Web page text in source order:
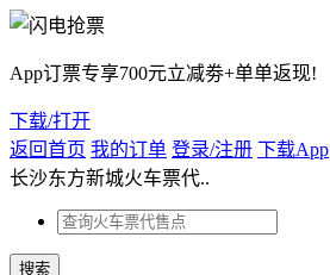
App订票专享700元立减劵+单单返现!
下载/打开
返回首页 我的订单 登录/注册 下载App
长沙东方新城火车票代..